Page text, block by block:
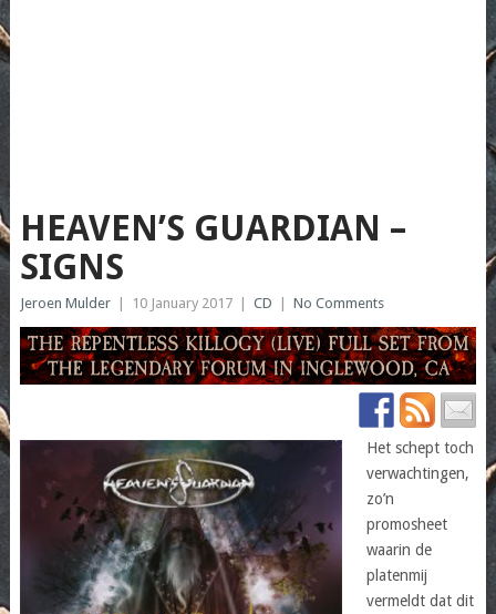
HEAVEN’S GUARDIAN –
SIGNS
Jeroen Mulder 10 January 2017 CD No Comments
Het schept toch
verwachtingen,
zo’n
promosheet
waarin de
platenmij
vermeldt dat dit